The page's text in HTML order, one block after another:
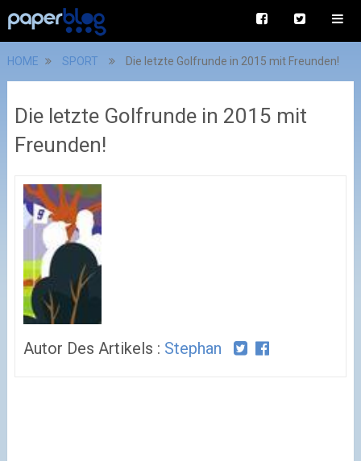
HOME SPORT Die letzte Golfrunde in 2015 mit Freunden!
Die letzte Golfrunde in 2015 mit
Freunden!
Autor Des Artikels : Stephan